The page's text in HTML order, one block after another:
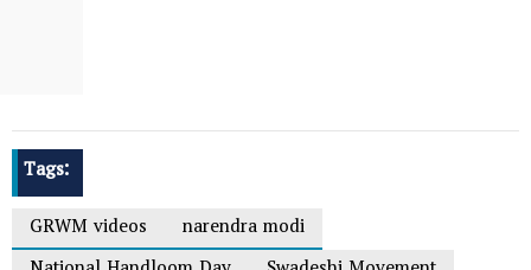
Tags:
GRWM videos
narendra modi